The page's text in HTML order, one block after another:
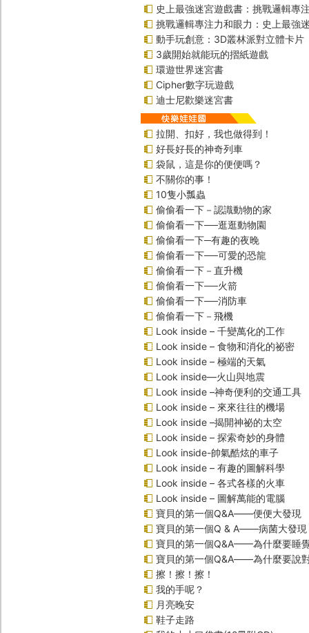
史上最強迷宮遊戲書：挑戰邏輯專
挑戰邏輯專注力和眼力：史上最強
動手玩創意：3D叢林派對立體卡片
3歲開始就能玩的摺紙遊戲
環遊世界迷宮書
Cipher數字玩遊戲
迪士尼歡樂迷宮書
拉開、扣好，我也做得到！
好長好長的神奇列車
袋鼠，這是你的便便嗎？
不關你的事！
10隻小瓢蟲
偷偷看一下－認識動物的家
偷偷看一下──逛逛動物園
偷偷看一下─有趣的夜晚
偷偷看一下──可愛的恐龍
偷偷看一下－直升機
偷偷看一下──火箭
偷偷看一下──消防車
偷偷看一下－飛機
Look inside – 千變萬化的工作
Look inside – 食物和消化的祕密
Look inside – 極端的天氣
Look inside—火山與地震
Look inside –神奇便利的交通工具
Look inside – 來來往往的機場
Look inside –揭開神祕的太空
Look inside – 探索奇妙的身體
Look inside-帥氣酷炫的車子
Look inside – 有趣的圖解科學
Look inside – 各式各樣的火車
Look inside – 圖解萬能的電腦
寶貝的第一個Q&A――便便大發現
寶貝的第一個Q & A――病菌大發現
寶貝的第一個Q&A——為什麼要睡
寶貝的第一個Q&A――為什麼要說
擦！擦！擦！
我的手呢？
月亮晚安
鞋子走路